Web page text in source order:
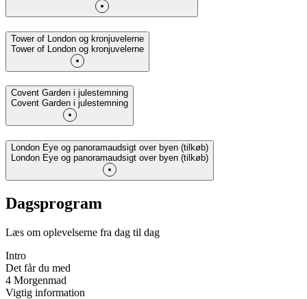
Tower of London og kronjuvelerne
Tower of London og kronjuvelerne
Covent Garden i julestemning
Covent Garden i julestemning
London Eye og panoramaudsigt over byen (tilkøb)
London Eye og panoramaudsigt over byen (tilkøb)
Dagsprogram
Læs om oplevelserne fra dag til dag
Intro
Det får du med
4 Morgenmad
Vigtig information